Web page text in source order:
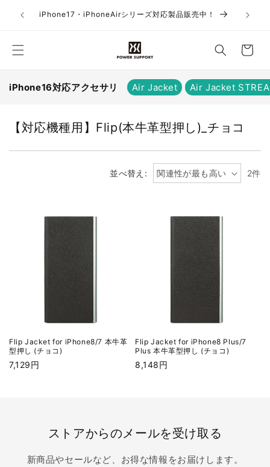
ンツにiPhone17・iPhoneAirシリーズ対応製品販売中！
お
物
ご
iPhone16対応アクセサリ Air Jacket Air Jacket
コ
【対応機種用】Flip(本牛革型押し)_チョコ
並べ替え: 2件
Flip Jacket for iPhone8/7 本牛革
型押し (チョコ)
通
7,129円
Flip Jacket for iPhone8 Plus/7
Plus 本牛革型押し (チョコ)
通
8,148円
ストアからのメールを受け取る
新商品やセールなど、お得な情報をお届けします。